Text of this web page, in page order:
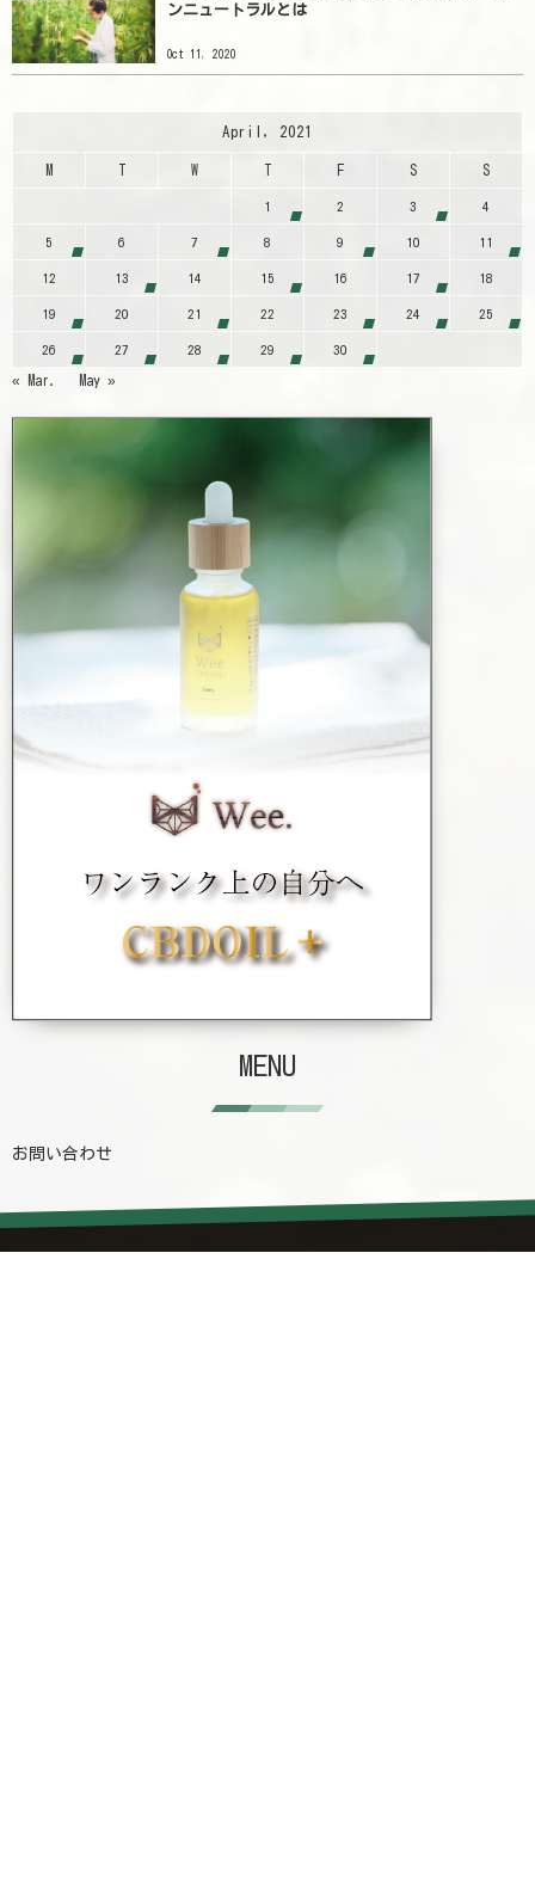
ンニュートラルとは
Oct 11, 2020
April, 2021
M T W T F S S
1 2 3 4
5 6 7 8 9 10 11
12 13 14 15 16 17 18
19 20 21 22 23 24 25
26 27 28 29 30
« Mar. May »
MENU
お問い合わせ